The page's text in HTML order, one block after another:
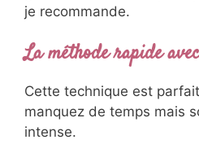
je recommande.
La méthode rapide
Cette technique est
manquez de temps mais
intense.